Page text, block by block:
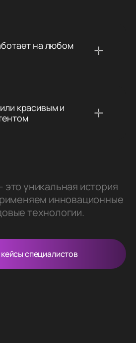
на любом
красивым и
уникальная история
инновационные
технологии.
специалистов